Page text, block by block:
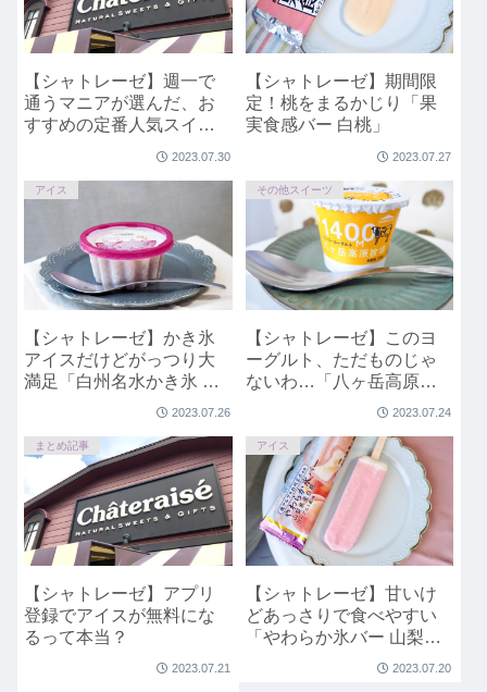
【シャトレーゼ】週一で
通うマニアが選んだ、お
すすめの定番人気スイー
2023.07.30
【シャトレーゼ】期間限
定！桃をまるかじり「果
実食感バー 白桃」
2023.07.27
アイス
【シャトレーゼ】かき氷
アイスだけどがっつり大
満足「白州名水かき氷 北
海道産小豆の甘納豆入り
2023.07.26
その他スイーツ
【シャトレーゼ】このヨ
ーグルト、ただものじゃ
ないわ…「八ヶ岳高原牧
場マンゴーヨーグルト」
2023.07.24
まとめ記事
【シャトレーゼ】アプリ
登録でアイスが無料にな
るって本当？
2023.07.21
アイス
【シャトレーゼ】甘いけ
どあっさりで食べやすい
「やわらか氷バー 山梨県
2023.07.20